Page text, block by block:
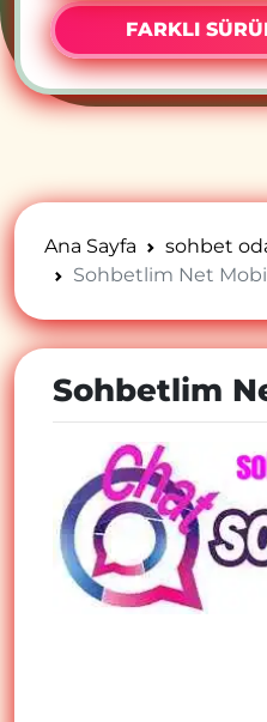
FARKLI
Ana Sayfa
sohbet
Sohbetlim Net
Sohbetlim